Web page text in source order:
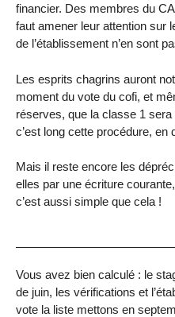
financier. Des membres du
faut amener leur attention sur
de l’établissement n’en sont
Les esprits chagrins auront
moment du vote du cofi, et
réserves, que la classe 1
c’est long cette procédure, en
Mais il reste encore les
elles par une écriture
c’est aussi simple que cela !
Vous avez bien calculé : le
de juin, les vérifications et
vote la liste mettons en